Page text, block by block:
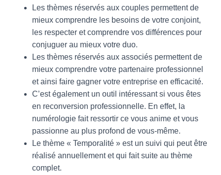
Les thèmes réservés aux couples permettent de
mieux comprendre les besoins de votre conjoint,
les respecter et comprendre vos différences pour
conjuguer au mieux votre duo.
Les thèmes réservés aux associés permettent de
mieux comprendre votre partenaire professionnel
et ainsi faire gagner votre entreprise en efficacité.
C’est également un outil intéressant si vous êtes
en reconversion professionnelle. En effet, la
numérologie fait ressortir ce vous anime et vous
passionne au plus profond de vous-même.
Le thème « Temporalité » est un suivi qui peut être
réalisé annuellement et qui fait suite au thème
complet.